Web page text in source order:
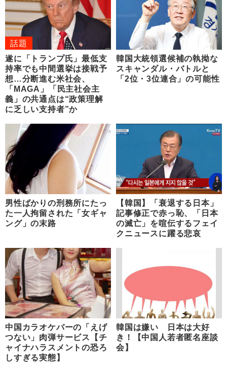
話題
遂に「トランプ氏」最低支
持率でも中間選挙は接戦予
想…分断進む米社会、
「MAGA」「民主社会主
義」の共通点は“政策理解
に乏しい支持者”か
韓国大統領選候補の執拗な
スキャンダル・バトルと
「2位・3位連合」の可能性
男性ばかりの刑務所にたっ
た一人拘留された「女ギャ
ング」の末路
【韓国】「衰退する日本」
記事修正で赤っ恥、「日本
の滅亡」を喧伝するフェイ
クニュースに躍る悲哀
中国カラオケバーの「えげ
つない」肉弾サービス【チ
ャイナハラスメントの恐ろ
しすぎる実態】
韓国は嫌い 日本は大好
き！【中国人若者匿名座談
会】